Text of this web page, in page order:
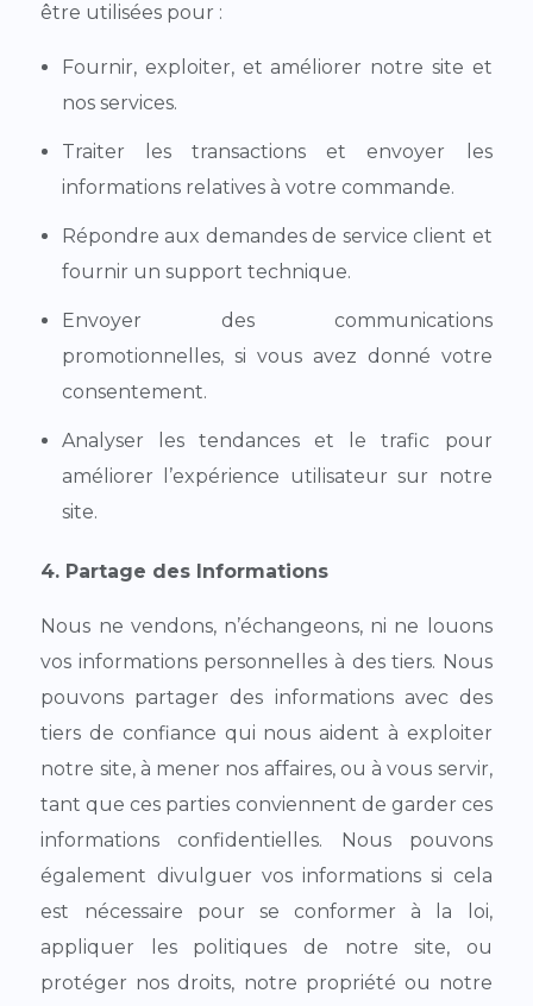
être utilisées pour :
Fournir, exploiter, et améliorer notre site et
nos services.
Traiter les transactions et envoyer les
informations relatives à votre commande.
Répondre aux demandes de service client et
fournir un support technique.
Envoyer des communications
promotionnelles, si vous avez donné votre
consentement.
Analyser les tendances et le trafic pour
améliorer l’expérience utilisateur sur notre
site.
4. Partage des Informations
Nous ne vendons, n’échangeons, ni ne louons
vos informations personnelles à des tiers. Nous
pouvons partager des informations avec des
tiers de confiance qui nous aident à exploiter
notre site, à mener nos affaires, ou à vous servir,
tant que ces parties conviennent de garder ces
informations confidentielles. Nous pouvons
également divulguer vos informations si cela
est nécessaire pour se conformer à la loi,
appliquer les politiques de notre site, ou
protéger nos droits, notre propriété ou notre